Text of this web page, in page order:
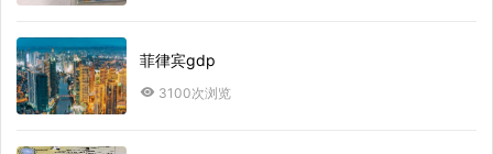
菲律宾gdp
3100次浏览